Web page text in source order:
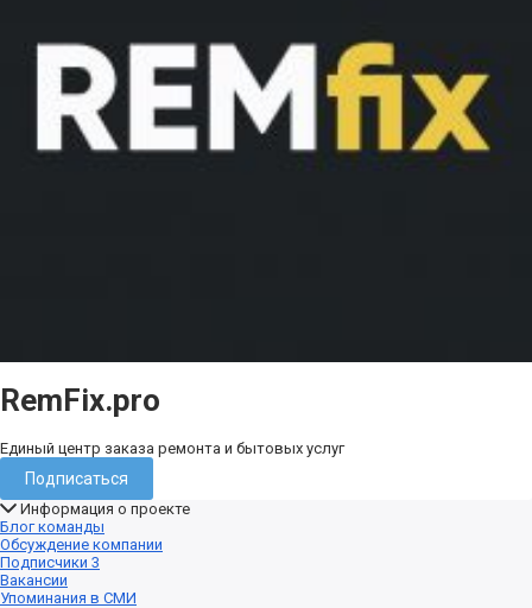
RemFix.pro
Единый центр заказа ремонта и бытовых услуг
Подписаться
Информация о проекте
Блог команды
Обсуждение компании
Подписчики 3
Вакансии
Упоминания в СМИ